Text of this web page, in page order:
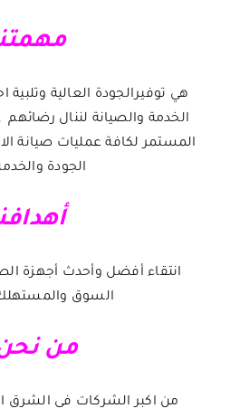
هي توفيرالجودة العالية
الخدمة والصيانة لننال
المستمر لكافة عمليات صيانة
الجودة
انتقاء أفضل وأحدث أجهزة
السوق
من
من اكبر الشركات فى الشرق